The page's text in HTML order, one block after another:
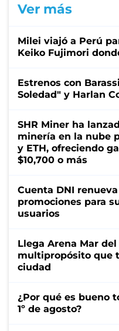
Ver más
Milei viajó a Perú
Keiko Fujimori
Estrenos con
Soledad" y Harlan
SHR Miner ha
minería en la nube
y ETH, ofreciendo
$10,700 o más
Cuenta DNI
promociones para
usuarios
Llega Arena Mar
multipropósito que
ciudad
¿Por qué es bueno
1º de agosto?